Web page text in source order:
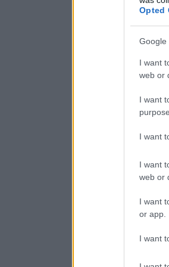
Opted
Google
I want
web or
I want
I want
I want
web or
I want
or app.
I want